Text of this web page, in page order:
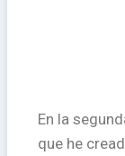
En la
que he